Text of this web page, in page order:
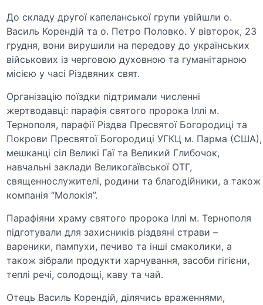
До складу другої капеланської групи увійшли о.
Василь Корендій та о. Петро Половко. У вівторок, 23
грудня, вони вирушили на передову до українських
військових із черговою духовною та гуманітарною
місією у часі Різдвяних свят.
Організацію поїздки підтримали численні
жертводавці: парафія святого пророка Іллі м.
Тернополя, парафії Різдва Пресвятої Богородиці та
Покрови Пресвятої Богородиці УГКЦ м. Парма (США),
мешканці сіл Великі Гаї та Великий Глибочок,
навчальні заклади Великогаївської ОТГ,
священнослужителі, родини та благодійники, а також
компанія “Молокія”.
Парафіяни храму святого пророка Іллі м. Тернополя
підготували для захисників різдвяні страви –
вареники, пампухи, печиво та інші смаколики, а
також зібрали продукти харчування, засоби гігієни,
теплі речі, солодощі, каву та чай.
Отець Василь Корендій, ділячись враженнями,